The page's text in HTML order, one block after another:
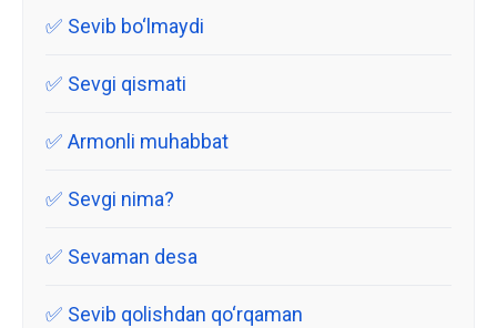
Sevib bo‘lmaydi
Sevgi qismati
Armonli muhabbat
Sevgi nima?
Sevaman desa
Sevib qolishdan qo‘rqaman